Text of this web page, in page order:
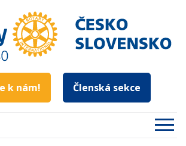
k nám! Členská sekce